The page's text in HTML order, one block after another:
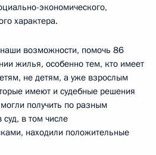
экономического,
характера.
возможности, помочь 86
жилья, особенно тем, кто имеет
не детям, а уже взрослым
имеют и судебные решения
получить по разным
в том числе
находили положительные